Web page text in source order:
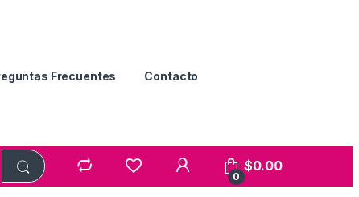
Frecuentes Contacto
0
$0.00